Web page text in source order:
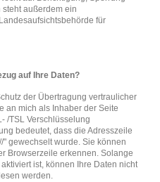
außerdem ein
für
auf Ihre Daten?
der Übertragung vertraulicher
an mich als Inhaber der Seite
/TSL Verschlüsselung
bedeutet, dass die Adresszeile
gewechselt wurde. Sie können
Browserzeile erkennen. Solange
ist, können Ihre Daten nicht
werden.